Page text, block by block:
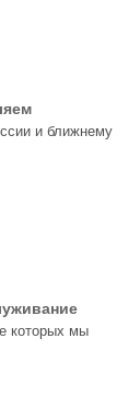
и ближнему
которых мы